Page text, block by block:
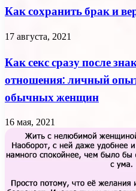
Как сохранить брак и
17 августа, 2021
Как секс сразу после
отношения: личный
обычных женщин
16 мая, 2021